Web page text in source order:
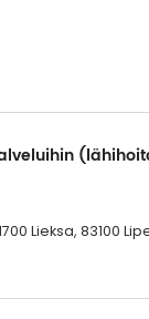
Lieksa, 83100